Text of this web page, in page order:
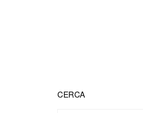
Primary
CERCA